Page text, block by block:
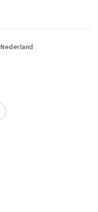
Nederland